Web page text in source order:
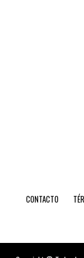
CONTACTO